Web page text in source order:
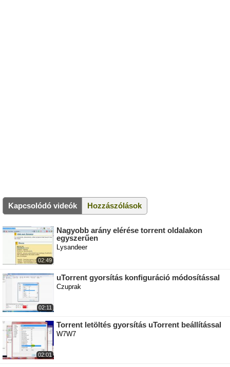
Kapcsolódó videók Hozzászólások
02:49
Nagyobb arány elérése torrent oldalakon
egyszerűen
Lysandeer
02:11
uTorrent gyorsítás konfiguráció módosítással
Czuprak
02:01
Torrent letöltés gyorsítás uTorrent beállítással
W7W7